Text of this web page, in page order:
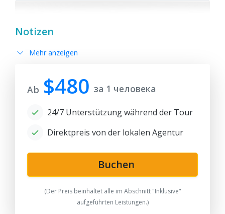
Notizen
Mehr anzeigen
Ab $480 за 1 человека
24/7 Unterstützung während der Tour
Direktpreis von der lokalen Agentur
Buchen
(Der Preis beinhaltet alle im Abschnitt "Inklusive"
aufgeführten Leistungen.)